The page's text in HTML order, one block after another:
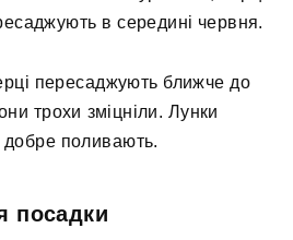
в середині червня.
пересаджують ближче до
трохи зміцніли. Лунки
добре поливають.
посадки